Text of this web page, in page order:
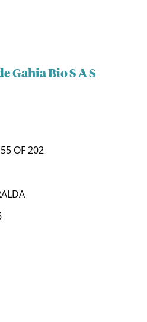
Gahia Bio S A S
OF 202